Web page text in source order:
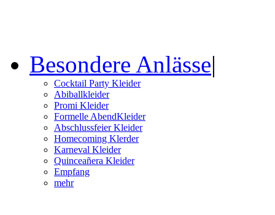
Besondere Anlässe|
Cocktail Party Kleider
Abiballkleider
Promi Kleider
Formelle AbendKleider
Abschlussfeier Kleider
Homecoming Klerder
Karneval Kleider
Quinceañera Kleider
Empfang
mehr